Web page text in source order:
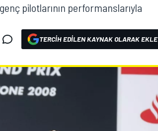
pilotlarının performanslarıyla
TERCIH EDILEN KAYNAK OLARAK EKLE